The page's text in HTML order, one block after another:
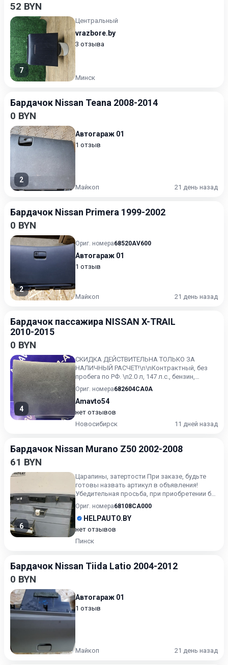
52 BYN
7
Центральный
vrazbore.by
3 отзыва
Минск
Бардачок Nissan Teana 2008-2014
0 BYN
2
Автогараж 01
1 отзыв
Майкоп 21 день назад
Бардачок Nissan Primera 1999-2002
0 BYN
2
Ориг. номера68520AV600
Автогараж 01
1 отзыв
Майкоп 21 день назад
Бардачок пассажира NISSAN X-TRAIL
2010-2015
0 BYN
4
СКИДКА ДЕЙСТВИТЕЛЬНА ТОЛЬКО ЗА
НАЛИЧНЫЙ РАСЧЕТ!\n\nКонтрактный, без
пробега по РФ. \n2.0 л, 147 л.с., бензин,
вариатор (CVT), полный привод...
Ориг. номера682604CA0A
Amavto54
нет отзывов
Новосибирск
11 дней назад
Бардачок Nissan Murano Z50 2002-2008
61 BYN
6
Царапины, затертости При заказе, будьте
готовы назвать артикул в объявления!
Убедительная просьба, при приобретении б/у
автозапчастей вним...
Ориг. номера68108CA000
HELPAUTO.BY
нет отзывов
Пинск
Бардачок Nissan Tiida Latio 2004-2012
0 BYN
Автогараж 01
1 отзыв
Майкоп 21 день назад